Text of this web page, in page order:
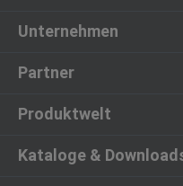
Unternehmen
Partner
Produktwelt
Kataloge &